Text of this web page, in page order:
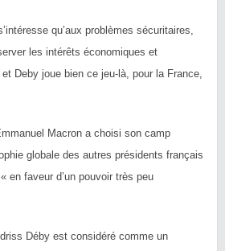
qu’aux problèmes sécuritaires,
les intérêts économiques et
Deby joue bien ce jeu-là, pour la France,
Macron a choisi son camp
globale des autres présidents français
en faveur d’un pouvoir très peu
Déby est considéré comme un